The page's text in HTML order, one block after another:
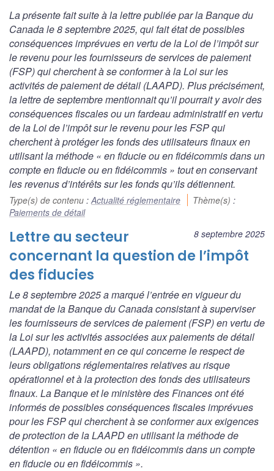
La présente fait suite à la lettre publiée par la Banque du
Canada le 8 septembre 2025, qui fait état de possibles
conséquences imprévues en vertu de laLoi de l’impôt sur
le revenupour les fournisseurs de services de paiement
(FSP) qui cherchent à se conformer à laLoi sur les
activités de paiement de détail (LAAPD). Plus précisément,
la lettre de septembre mentionnait qu’il pourrait y avoir des
conséquences fiscales ou un fardeau administratif en vertu
de laLoi de l’impôt sur le revenupour les FSP qui
cherchent à protéger les fonds des utilisateurs finaux en
utilisant la méthode « en fiducie ou en fidéicommis dans un
compte en fiducie ou en fidéicommis » tout en conservant
les revenus d’intérêts sur les fonds qu’ils détiennent.
Type(s) de contenu : Actualité réglementaire Thème(s) :
Paiements de détail
8 septembre 2025
Lettre au secteur
concernant la question de l’impôt
des fiducies
Le 8 septembre 2025 a marqué l’entrée en vigueur du
mandat de la Banque du Canada consistant à superviser
les fournisseurs de services de paiement (FSP) en vertu de
laLoi sur les activités associées aux paiements de détail
(LAAPD), notamment en ce qui concerne le respect de
leurs obligations réglementaires relatives au risque
opérationnel et à la protection des fonds des utilisateurs
finaux. La Banque et le ministère des Finances ont été
informés de possibles conséquences fiscales imprévues
pour les FSP qui cherchent à se conformer aux exigences
de protection de la LAAPD en utilisant la méthode de
détention « en fiducie ou en fidéicommis dans un compte
en fiducie ou en fidéicommis ».